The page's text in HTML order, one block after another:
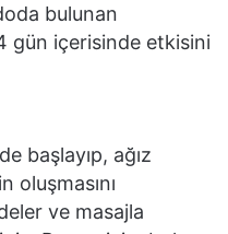
bulunan
gün içerisinde etkisini
başlayıp, ağız
oluşmasını
ve masajla